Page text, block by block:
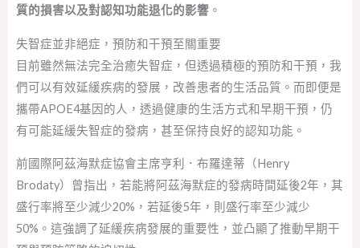
質的損害以及對認知功能退化的影響 。
失智症並非絕症，預防和干預至關重要
目前雖然無法完全治癒失智症，但透過積極的預防和干預，我
們可以有效延緩疾病的發展，改善患者的生活品質。而即便是
攜帶APOE4基因的人，透過健康的生活方式和早期干預，仍
有可能延緩失智症的發病，甚至保持良好的認知功能。
前國際阿茲海默症協會主席亨利．布羅達蒂（Henry
Brodaty）曾指出，若能將阿茲海默症的發病時間延後2年，其
盛行率將至少減少20%，若延後5年，則盛行率至少減少
50%。這強調了延緩疾病發展的重要性，並凸顯了推動早期干